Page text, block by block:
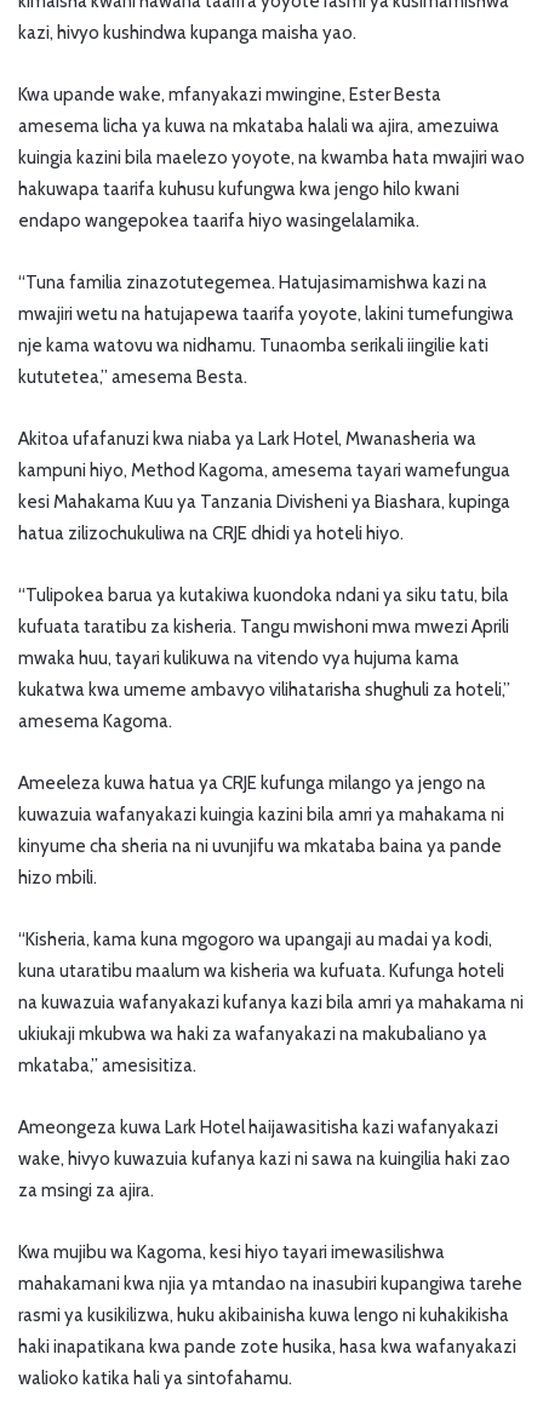
kazi, hivyo kushindwa kupanga maisha yao.
Kwa upande wake, mfanyakazi mwingine, Ester Besta
amesema licha ya kuwa na mkataba halali wa ajira, amezuiwa
kuingia kazini bila maelezo yoyote, na kwamba hata mwajiri wao
hakuwapa taarifa kuhusu kufungwa kwa jengo hilo kwani
endapo wangepokea taarifa hiyo wasingelalamika.
“Tuna familia zinazotutegemea. Hatujasimamishwa kazi na
mwajiri wetu na hatujapewa taarifa yoyote, lakini tumefungiwa
nje kama watovu wa nidhamu. Tunaomba serikali iingilie kati
kututetea,” amesema Besta.
Akitoa ufafanuzi kwa niaba ya Lark Hotel, Mwanasheria wa
kampuni hiyo, Method Kagoma, amesema tayari wamefungua
kesi Mahakama Kuu ya Tanzania Divisheni ya Biashara, kupinga
hatua zilizochukuliwa na CRJE dhidi ya hoteli hiyo.
“Tulipokea barua ya kutakiwa kuondoka ndani ya siku tatu, bila
kufuata taratibu za kisheria. Tangu mwishoni mwa mwezi Aprili
mwaka huu, tayari kulikuwa na vitendo vya hujuma kama
kukatwa kwa umeme ambavyo vilihatarisha shughuli za hoteli,”
amesema Kagoma.
Ameeleza kuwa hatua ya CRJE kufunga milango ya jengo na
kuwazuia wafanyakazi kuingia kazini bila amri ya mahakama ni
kinyume cha sheria na ni uvunjifu wa mkataba baina ya pande
hizo mbili.
“Kisheria, kama kuna mgogoro wa upangaji au madai ya kodi,
kuna utaratibu maalum wa kisheria wa kufuata. Kufunga hoteli
na kuwazuia wafanyakazi kufanya kazi bila amri ya mahakama ni
ukiukaji mkubwa wa haki za wafanyakazi na makubaliano ya
mkataba,” amesisitiza.
Ameongeza kuwa Lark Hotel haijawasitisha kazi wafanyakazi
wake, hivyo kuwazuia kufanya kazi ni sawa na kuingilia haki zao
za msingi za ajira.
Kwa mujibu wa Kagoma, kesi hiyo tayari imewasilishwa
mahakamani kwa njia ya mtandao na inasubiri kupangiwa tarehe
rasmi ya kusikilizwa, huku akibainisha kuwa lengo ni kuhakikisha
haki inapatikana kwa pande zote husika, hasa kwa wafanyakazi
walioko katika hali ya sintofahamu.